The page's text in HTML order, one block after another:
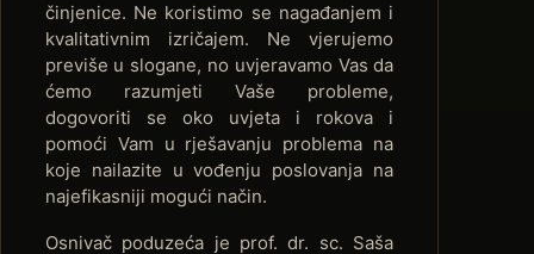
činjenice. Ne koristimo se nagađanjem i
kvalitativnim izričajem. Ne vjerujemo
previše u slogane, no uvjeravamo Vas da
ćemo razumjeti Vaše probleme,
dogovoriti se oko uvjeta i rokova i
pomoći Vam u rješavanju problema na
koje nailazite u vođenju poslovanja na
najefikasniji mogući način.
Osnivač poduzeća je prof. dr. sc. Saša